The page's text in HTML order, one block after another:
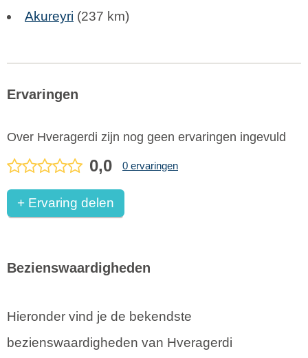
Akureyri (237 km)
Ervaringen
Over Hveragerdi zijn nog geen ervaringen ingevuld
0,0 0 ervaringen
+ Ervaring delen
Bezienswaardigheden
Hieronder vind je de bekendste
bezienswaardigheden van Hveragerdi